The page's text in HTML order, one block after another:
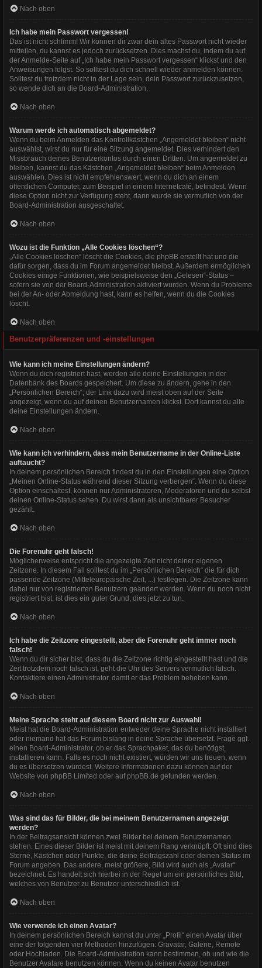
Nach oben
Ich habe mein Passwort vergessen!
Das ist nicht schlimm! Wir können dir zwar dein altes Passwort nicht wieder
mitteilen, du kannst es jedoch zurücksetzen. Dies machst du, indem du auf
der Anmelde-Seite auf „Ich habe mein Passwort vergessen“ klickst und den
Anweisungen folgst. So solltest du dich schnell wieder anmelden können.
Solltest du trotzdem nicht in der Lage sein, dein Passwort zurückzusetzen,
so wende dich an die Board-Administration.
Nach oben
Warum werde ich automatisch abgemeldet?
Wenn du beim Anmelden das Kontrollkästchen „Angemeldet bleiben“ nicht
auswählst, wirst du nur für eine Sitzung angemeldet. Dies verhindert den
Missbrauch deines Benutzerkontos durch einen Dritten. Um angemeldet zu
bleiben, kannst du das Kästchen „Angemeldet bleiben“ beim Anmelden
auswählen. Dies ist nicht empfehlenswert, wenn du dich an einem
öffentlichen Computer, zum Beispiel in einem Internetcafé, befindest. Wenn
diese Option nicht zur Verfügung steht, dann wurde sie vermutlich von der
Board-Administration ausgeschaltet.
Nach oben
Wozu ist die Funktion „Alle Cookies löschen“?
„Alle Cookies löschen“ löscht die Cookies, die phpBB erstellt hat und die
dafür sorgen, dass du im Forum angemeldet bleibst. Außerdem ermöglichen
Cookies einige Funktionen, wie beispielsweise den „Gelesen“-Status –
sofern sie von der Board-Administration aktiviert wurden. Wenn du Probleme
bei der An- oder Abmeldung hast, kann es helfen, wenn du die Cookies
löscht.
Nach oben
Benutzerpräferenzen und -einstellungen
Wie kann ich meine Einstellungen ändern?
Wenn du dich registriert hast, werden alle deine Einstellungen in der
Datenbank des Boards gespeichert. Um diese zu ändern, gehe in den
„Persönlichen Bereich“; der Link dazu wird meist oben auf der Seite
angezeigt, wenn du auf deinen Benutzernamen klickst. Dort kannst du alle
deine Einstellungen ändern.
Nach oben
Wie kann ich verhindern, dass mein Benutzername in der Online-Liste
auftaucht?
In deinem persönlichen Bereich findest du in den Einstellungen eine Option
„Meinen Online-Status während dieser Sitzung verbergen“. Wenn du diese
Option einschaltest, können nur Administratoren, Moderatoren und du selbst
deinen Online-Status sehen. Du wirst dann als unsichtbarer Besucher
gezählt.
Nach oben
Die Forenuhr geht falsch!
Möglicherweise entspricht die angezeigte Zeit nicht deiner eigenen
Zeitzone. In diesem Fall solltest du im „Persönlichen Bereich“ die für dich
passende Zeitzone (Mitteleuropäische Zeit, ...) festlegen. Die Zeitzone kann
dabei nur von registrierten Benutzern geändert werden. Wenn du noch nicht
registriert bist, ist dies ein guter Grund, dies jetzt zu tun.
Nach oben
Ich habe die Zeitzone eingestellt, aber die Forenuhr geht immer noch
falsch!
Wenn du dir sicher bist, dass du die Zeitzone richtig eingestellt hast und die
Zeit trotzdem noch falsch ist, geht die Uhr des Servers vermutlich falsch.
Kontaktiere einen Administrator, damit er das Problem beheben kann.
Nach oben
Meine Sprache steht auf diesem Board nicht zur Auswahl!
Meist hat die Board-Administration entweder deine Sprache nicht installiert
oder niemand hat das Forum bislang in deine Sprache übersetzt. Frage ggf.
einen Board-Administrator, ob er das Sprachpaket, das du benötigst,
installieren kann. Falls es noch nicht existiert, würden wir uns freuen, wenn
du es übersetzen würdest. Weitere Informationen dazu können auf der
Website von phpBB Limited oder auf phpBB.de gefunden werden.
Nach oben
Was sind das für Bilder, die bei meinem Benutzernamen angezeigt
werden?
In der Beitragsansicht können zwei Bilder bei deinem Benutzernamen
stehen. Eines dieser Bilder ist meist mit deinem Rang verknüpft: Oft sind dies
Sterne, Kästchen oder Punkte, die deine Beitragszahl oder deinen Status im
Forum angeben. Das andere, meist größere, Bild wird auch als „Avatar“
bezeichnet. Es handelt sich hierbei in der Regel um ein persönliches Bild,
welches von Benutzer zu Benutzer unterschiedlich ist.
Nach oben
Wie verwende ich einen Avatar?
In deinem persönlichen Bereich kannst du unter „Profil“ einen Avatar über
eine der folgenden vier Methoden hinzufügen: Gravatar, Galerie, Remote
oder Hochladen. Die Board-Administration kann bestimmen, ob und wie die
Benutzer Avatare benutzen können. Wenn du keinen Avatar benutzen